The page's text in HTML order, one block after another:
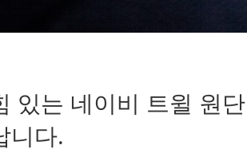
있는 네이비 트윌 원
니다.